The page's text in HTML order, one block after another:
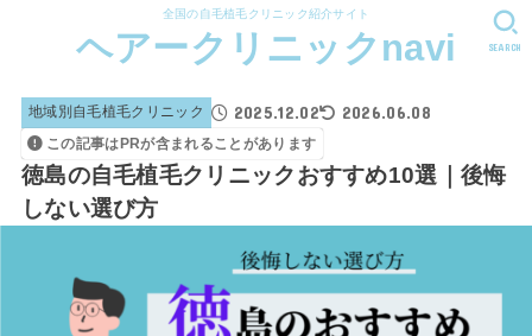
全国の自毛植毛クリニック紹介サイト
ヘアークリニックnavi SEARCH
地域別自毛植毛クリニック 2025.12.02 2026.06.08
この記事はPRが含まれることがあります
徳島の自毛植毛クリニックおすすめ10選｜後悔
しない選び方